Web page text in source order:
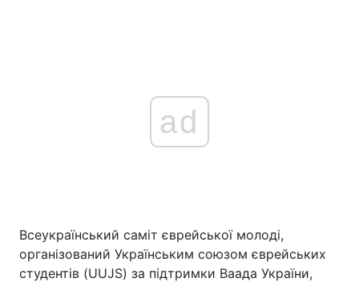
ad
Всеукраїнський саміт єврейської молоді,
організований Українським союзом єврейських
студентів (UUJS) за підтримки Ваада України,